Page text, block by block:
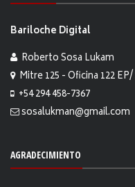
Bariloche Digital
Roberto Sosa Lukam
Mitre 125 - Oficina 122
+54 294 458-7367
sosalukman@gmail.com
AGRADECIMIENTO